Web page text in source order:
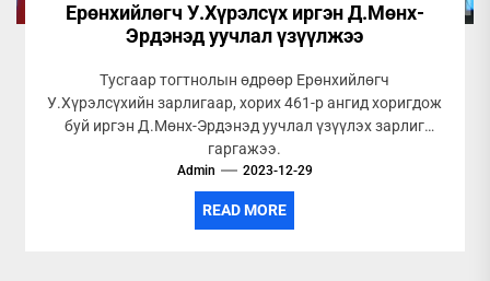
Ерөнхийлөгч У.Хүрэлсүх иргэн Д.Мөнх-
Эрдэнэд уучлал үзүүлжээ
Тусгаар тогтнолын өдрөөр Ерөнхийлөгч
У.Хүрэлсүхийн зарлигаар, хорих 461-р ангид хоригдож
буй иргэн Д.Мөнх-Эрдэнэд уучлал үзүүлэх зарлиг
гаргажээ.
Admin 2023-12-29
READ MORE